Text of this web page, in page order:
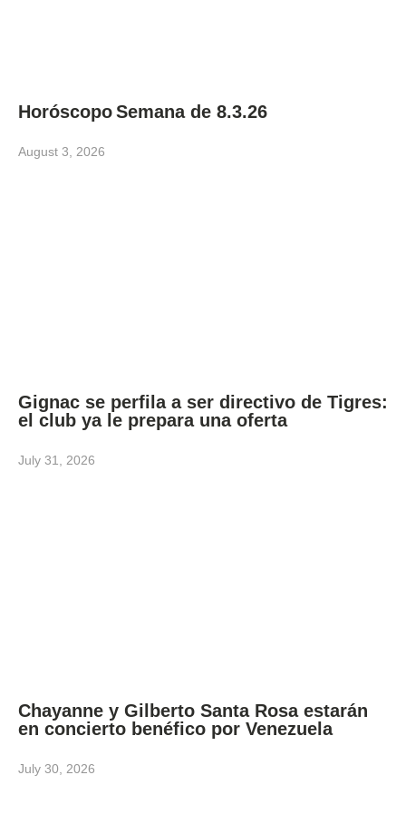
Horóscopo Semana de 8.3.26
August 3, 2026
Gignac se perfila a ser directivo de Tigres:
el club ya le prepara una oferta
July 31, 2026
Chayanne y Gilberto Santa Rosa estarán
en concierto benéfico por Venezuela
July 30, 2026